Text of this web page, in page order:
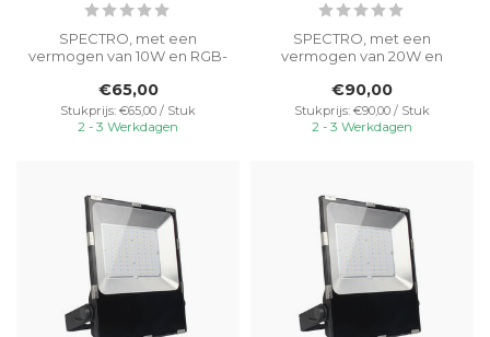
SPECTRO, met een
vermogen van 10W en RGB-
buitenrui...
€65,00
Stukprijs: €65,00 / Stuk
2 - 3 Werkdagen
SPECTRO, met een
vermogen van 20W en
verlicht buitenrui...
€90,00
Stukprijs: €90,00 / Stuk
2 - 3 Werkdagen